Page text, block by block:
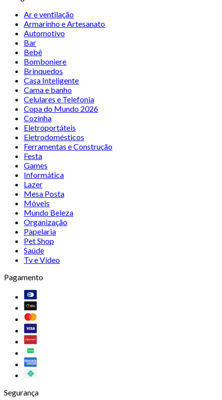
Ar e ventilação
Armarinho e Artesanato
Automotivo
Bar
Bebê
Bomboniere
Brinquedos
Casa Inteligente
Cama e banho
Celulares e Telefonia
Copa do Mundo 2026
Cozinha
Eletroportáteis
Eletrodomésticos
Ferramentas e Construção
Festa
Games
Informática
Lazer
Mesa Posta
Móveis
Mundo Beleza
Organização
Papelaria
Pet Shop
Saúde
Tv e Vídeo
Pagamento
Segurança